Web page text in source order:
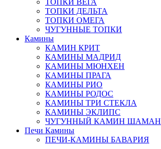
ТОПКИ ВЕГА
ТОПКИ ДЕЛЬТА
ТОПКИ ОМЕГА
ЧУГУННЫЕ ТОПКИ
Камины
КАМИН КРИТ
КАМИНЫ МАДРИД
КАМИНЫ МЮНХЕН
КАМИНЫ ПРАГА
КАМИНЫ РИО
КАМИНЫ РОДОС
КАМИНЫ ТРИ СТЕКЛА
КАМИНЫ ЭКЛИПС
ЧУГУННЫЙ КАМИН ШАМАН
Печи Камины
ПЕЧИ-КАМИНЫ БАВАРИЯ